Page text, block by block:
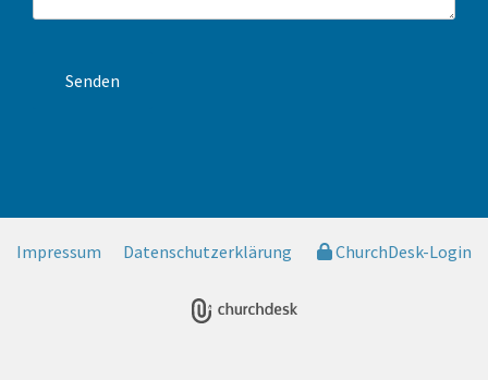
Impressum Datenschutzerklärung ChurchDesk-Login